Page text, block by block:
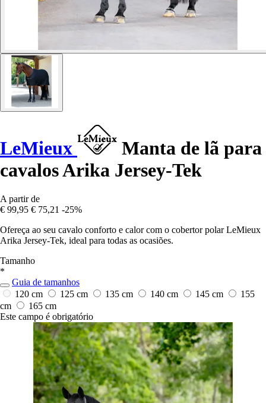
LeMieux
Manta de lã para
cavalos Arika Jersey-Tek
A partir de
€ 99,95 € 75,21 -25%
Ofereça ao seu cavalo conforto e calor com o cobertor polar LeMieux
Arika Jersey-Tek, ideal para todas as ocasiões.
Tamanho
*
Guia de tamanhos
120 cm
125 cm 135 cm 140 cm 145 cm
155
cm
165 cm
Este campo é obrigatório